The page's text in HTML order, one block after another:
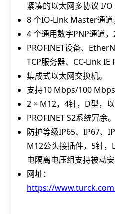
紧凑的以太网多协议 I/O
8 个IO-Link Master通道
4 个通用数字PNP通道，
PROFINET设备、
TCP服务器、CC-Link IE
集成式以太网交换机。
支持10 Mbps/100 Mbps
2 × M12，4针，D型，
PROFINET S2系统冗余。
防护等级IP65、IP67、
M12公头接插件，5针，
电隔离电压组支持被动安
网址：
https://